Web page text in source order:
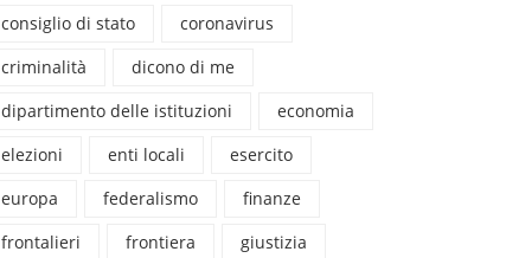
consiglio di stato
coronavirus
criminalità
dicono di me
dipartimento delle istituzioni
economia
elezioni
enti locali
esercito
europa
federalismo
finanze
frontalieri
frontiera
giustizia